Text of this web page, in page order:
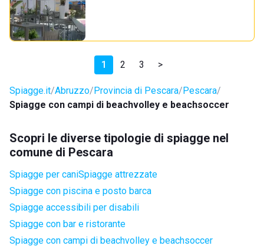
1 2 3 >
Spiagge.it Abruzzo Provincia di Pescara Pescara
Spiagge con campi di beachvolley e beachsoccer
Scopri le diverse tipologie di spiagge nel
comune di Pescara
Spiagge per caniSpiagge attrezzate
Spiagge con piscina e posto barca
Spiagge accessibili per disabili
Spiagge con bar e ristorante
Spiagge con campi di beachvolley e beachsoccer